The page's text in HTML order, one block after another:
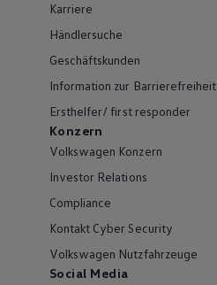
Karriere
Händlersuche
Geschäftskunden
Information zur Barrierefreiheit
Ersthelfer/ first responder
Konzern
Volkswagen Konzern
Investor Relations
Compliance
Kontakt Cyber Security
Volkswagen Nutzfahrzeuge
Social Media